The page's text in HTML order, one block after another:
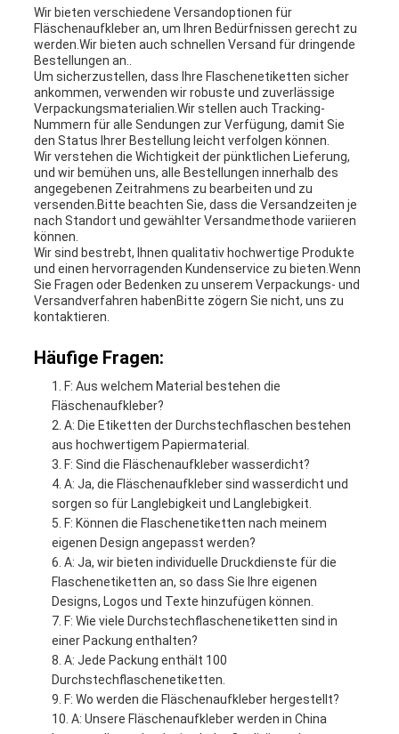
Wir bieten verschiedene Versandoptionen für
Fläschenaufkleber an, um Ihren Bedürfnissen gerecht zu
werden.Wir bieten auch schnellen Versand für dringende
Bestellungen an..
Um sicherzustellen, dass Ihre Flaschenetiketten sicher
ankommen, verwenden wir robuste und zuverlässige
Verpackungsmaterialien.Wir stellen auch Tracking-
Nummern für alle Sendungen zur Verfügung, damit Sie
den Status Ihrer Bestellung leicht verfolgen können.
Wir verstehen die Wichtigkeit der pünktlichen Lieferung,
und wir bemühen uns, alle Bestellungen innerhalb des
angegebenen Zeitrahmens zu bearbeiten und zu
versenden.Bitte beachten Sie, dass die Versandzeiten je
nach Standort und gewählter Versandmethode variieren
können.
Wir sind bestrebt, Ihnen qualitativ hochwertige Produkte
und einen hervorragenden Kundenservice zu bieten.Wenn
Sie Fragen oder Bedenken zu unserem Verpackungs- und
Versandverfahren habenBitte zögern Sie nicht, uns zu
kontaktieren.
Häufige Fragen:
F: Aus welchem Material bestehen die
Fläschenaufkleber?
A: Die Etiketten der Durchstechflaschen bestehen
aus hochwertigem Papiermaterial.
F: Sind die Fläschenaufkleber wasserdicht?
A: Ja, die Fläschenaufkleber sind wasserdicht und
sorgen so für Langlebigkeit und Langlebigkeit.
F: Können die Flaschenetiketten nach meinem
eigenen Design angepasst werden?
A: Ja, wir bieten individuelle Druckdienste für die
Flaschenetiketten an, so dass Sie Ihre eigenen
Designs, Logos und Texte hinzufügen können.
F: Wie viele Durchstechflaschenetiketten sind in
einer Packung enthalten?
A: Jede Packung enthält 100
Durchstechflaschenetiketten.
F: Wo werden die Fläschenaufkleber hergestellt?
A: Unsere Fläschenaufkleber werden in China